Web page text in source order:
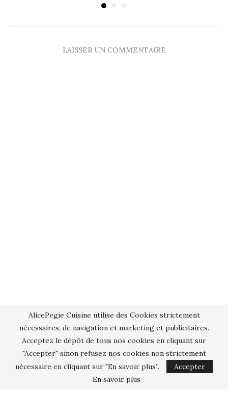
LAISSER UN COMMENTAIRE
AlicePegie Cuisine utilise des Cookies strictement
nécessaires, de navigation et marketing et publicitaires.
Acceptez le dépôt de tous nos cookies en cliquant sur
"Accepter" sinon refusez nos cookies non strictement
nécessaire en cliquant sur "En savoir plus”.
Accepter
En savoir plus